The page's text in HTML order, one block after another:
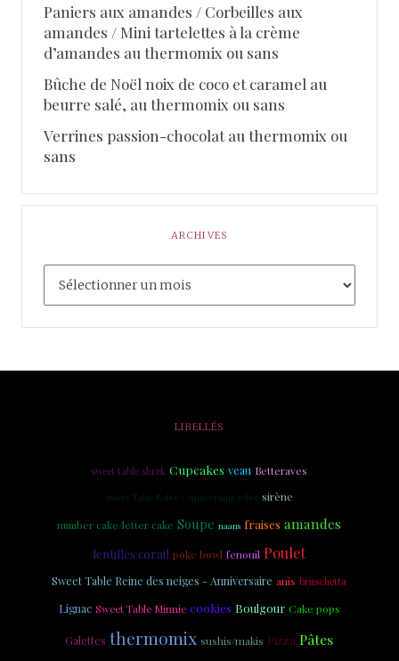
Paniers aux amandes / Corbeilles aux
amandes / Mini tartelettes à la crème
d’amandes au thermomix ou sans
Bûche de Noël noix de coco et caramel au
beurre salé, au thermomix ou sans
Verrines passion-chocolat au thermomix ou
sans
ARCHIVES
LIBELLÉS
sweet table shrek Cupcakes veau Betteraves
Sweet Table Robot - Anniversaire robot sirène
number cake/letter cake Soupe naans fraises amandes
lentilles corail poke bowl fenouil Poulet
Sweet Table Reine des neiges - Anniversaire anis bruschetta
Lignac Sweet Table Minnie cookies Boulgour Cake pops
Galettes thermomix sushis/makis Pizza Pâtes